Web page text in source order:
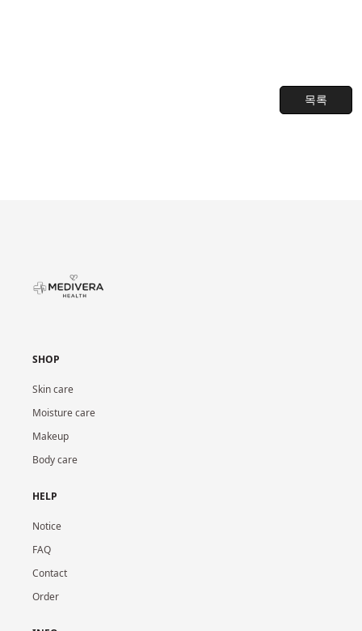
목록
SHOP
Skin care
Moisture care
Makeup
Body care
HELP
Notice
FAQ
Contact
Order